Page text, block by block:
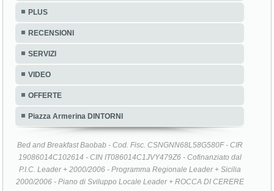
PLUS
RECENSIONI
SERVIZI
VIDEO
OFFERTE
Piazza Armerina DINTORNI
Bed and Breakfast Baobab - Cod. Fisc. CSNGNN68L58G580F - CIR
19086014C102614 - CIN IT086014C1JVY479Z6 - Cofinanziato dal
P.I.C. Leader + 2000/2006 - Programma Regionale Leader + Sicilia
2000/2006 - Piano di Sviluppo Locale Leader + ROCCA DI CERERE